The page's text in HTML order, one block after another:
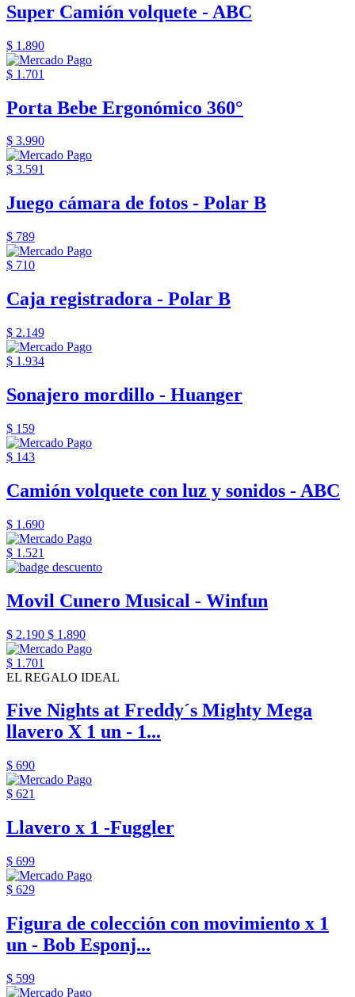
Super Camión volquete - ABC
$ 1.890
$ 1.701
Porta Bebe Ergonómico 360°
$ 3.990
$ 3.591
Juego cámara de fotos - Polar B
$ 789
$ 710
Caja registradora - Polar B
$ 2.149
$ 1.934
Sonajero mordillo - Huanger
$ 159
$ 143
Camión volquete con luz y sonidos - ABC
$ 1.690
$ 1.521
Movil Cunero Musical - Winfun
$ 2.190 $ 1.890
$ 1.701
EL REGALO IDEAL
Five Nights at Freddy´s Mighty Mega
llavero X 1 un - 1...
$ 690
$ 621
Llavero x 1 -Fuggler
$ 699
$ 629
Figura de colección con movimiento x 1
un - Bob Esponj...
$ 599